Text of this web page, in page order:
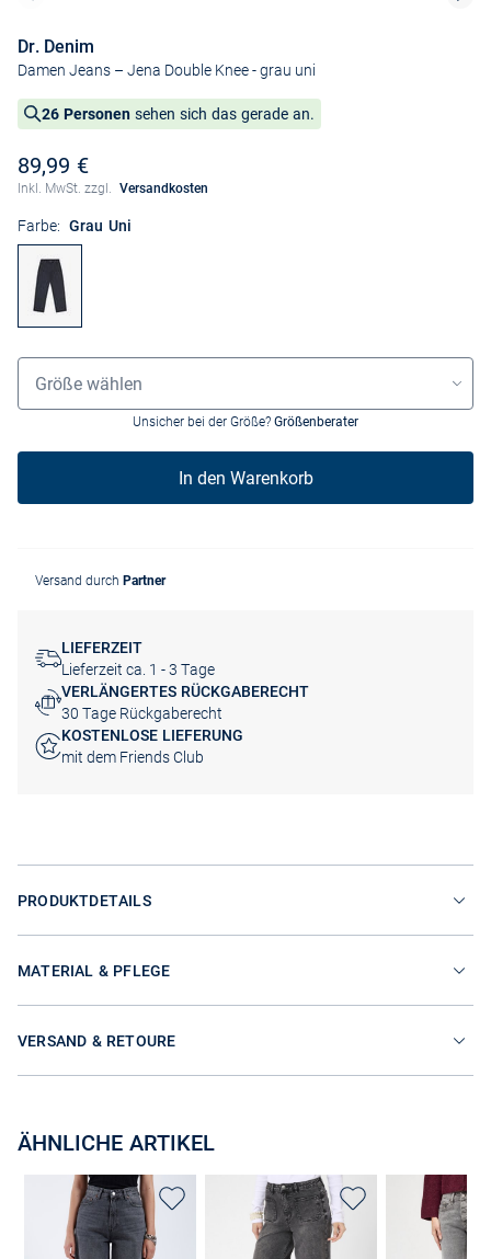
Dr. Denim
Damen Jeans – Jena Double Knee- grau uni
26 Personen sehen sich das gerade an.
89,99 €
Inkl. MwSt. zzgl. Versandkosten
Farbe: Grau Uni
Größenauswahl
Größe wählen
Unsicher bei der Größe? Größenberater
In den Warenkorb
Versand durch Partner
LIEFERZEIT
Lieferzeit ca. 1 - 3 Tage
VERLÄNGERTES RÜCKGABERECHT
30 Tage Rückgaberecht
KOSTENLOSE LIEFERUNG
mit dem Friends Club
PRODUKTDETAILS
MATERIAL & PFLEGE
VERSAND & RETOURE
ÄHNLICHE ARTIKEL